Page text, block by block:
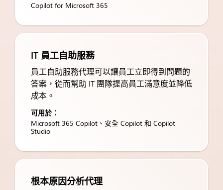
Copilot for Microsoft 365
IT 員工自助服務
員工自助服務代理可以讓員工立即得到問題的
答案，從而幫助 IT 團隊提高員工滿意度並降低
成本。
可用於：
Microsoft 365 Copilot、安全 Copilot 和 Copilot
Studio
根本原因分析代理